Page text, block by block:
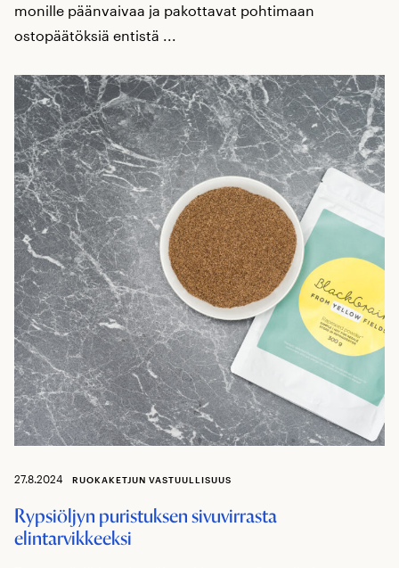
monille päänvaivaa ja pakottavat pohtimaan
ostopäätöksiä entistä ...
27.8.2024 RUOKAKETJUN VASTUULLISUUS
Rypsiöljyn puristuksen sivuvirrasta
elintarvikkeeksi